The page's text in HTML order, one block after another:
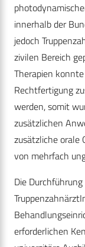
innerhalb der
jedoch
zivilen Bereich
Therapien
Rechtfertigung
werden, somit
zusätzlichen
zusätzliche orale
von mehrfach
Die
erforderlichen